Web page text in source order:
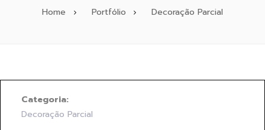
Home Portfólio Decoração Parcial
Categoria:
Decoração Parcial